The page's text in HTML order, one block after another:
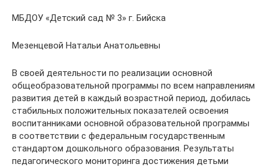
МБДОУ «Детский сад № 3» г. Бийска
Мезенцевой Натальи Анатольевны
В своей деятельности по реализации основной
общеобразовательной программы по всем направлениям
развития детей в каждый возрастной период, добилась
стабильных положительных показателей освоения
воспитанниками основной образовательной программы
в соответствии с федеральным государственным
стандартом дошкольного образования. Результаты
педагогического мониторинга достижения детьми